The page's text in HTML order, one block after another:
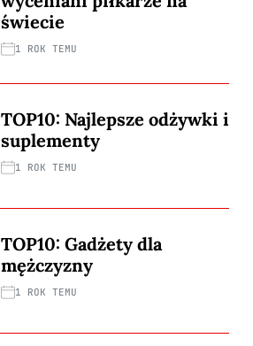
świecie
1 ROK TEMU
TOP10: Najlepsze odżywki i
suplementy
1 ROK TEMU
TOP10: Gadżety dla
mężczyzny
1 ROK TEMU